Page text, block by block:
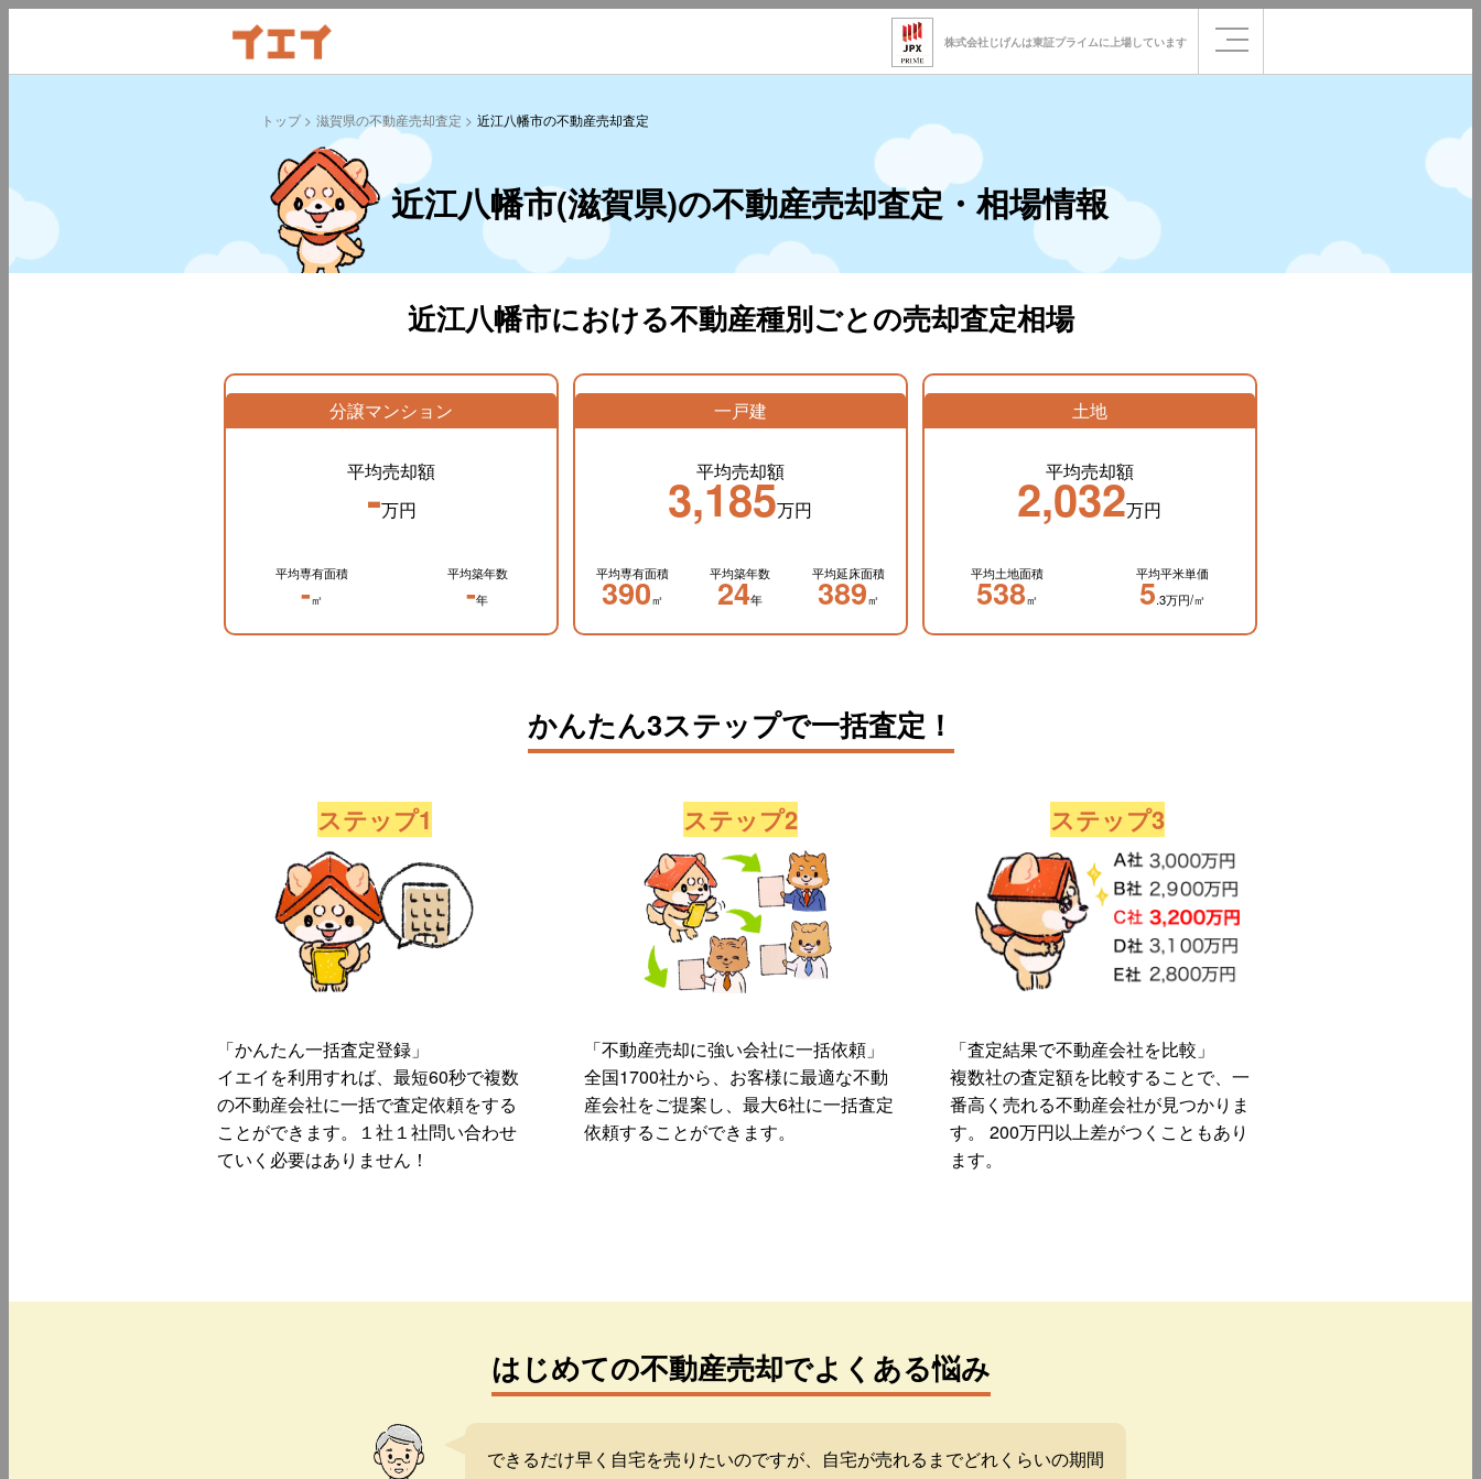
株式会社じげんは東証プライムに 上場しています
トップ 滋賀県の不動産売却査定 近江八幡市の不動産売却査定
近江八幡市(滋賀県)の不動産売却査定・相場情報
近江八幡市における不動産種別ごとの売却査定相場
分譲マンション
平均売却額
-万円
平均専有面積
-㎡
平均築年数
-年
一戸建
平均売却額
3,185万円
平均専有面積
390㎡
平均築年数
24年
平均延床面積
389㎡
土地
平均売却額
2,032万円
平均土地面積
538㎡
平均平米単価
5.3万円/㎡
かんたん3ステップで一括査定！
ステップ1
「かんたん一括査定登録」
イエイを利用すれば、最短60秒で複数
の不動産会社に一括で査定依頼をする
ことができます。１社１社問い合わせ
ていく必要はありません！
ステップ2
「不動産売却に強い会社に一括依頼」
全国1700社から、お客様に最適な不動
産会社をご提案し、最大6社に一括査定
依頼することができます。
ステップ3
「査定結果で不動産会社を比較」
複数社の査定額を比較することで、一
番高く売れる不動産会社が見つかりま
す。 200万円以上差がつくこともあり
ます。
はじめての不動産売却でよくある悩み
できるだけ早く自宅を売りたいのですが、自宅が売れるまでどれくらいの期間